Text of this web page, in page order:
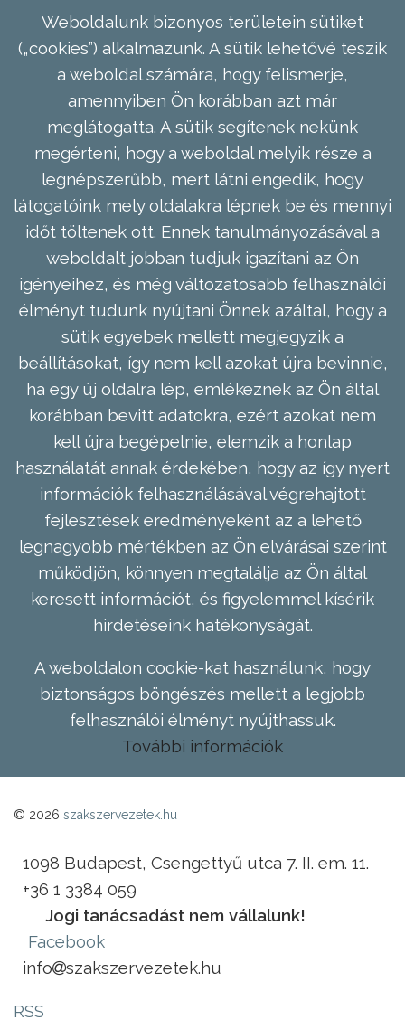
Weboldalunk bizonyos területein sütiket
(„cookies”) alkalmazunk. A sütik lehetővé teszik
a weboldal számára, hogy felismerje,
amennyiben Ön korábban azt már
meglátogatta. A sütik segítenek nekünk
megérteni, hogy a weboldal melyik része a
legnépszerűbb, mert látni engedik, hogy
látogatóink mely oldalakra lépnek be és mennyi
időt töltenek ott. Ennek tanulmányozásával a
weboldalt jobban tudjuk igazítani az Ön
igényeihez, és még változatosabb felhasználói
élményt tudunk nyújtani Önnek azáltal, hogy a
sütik egyebek mellett megjegyzik a
beállításokat, így nem kell azokat újra bevinnie,
ha egy új oldalra lép, emlékeznek az Ön által
korábban bevitt adatokra, ezért azokat nem
kell újra begépelnie, elemzik a honlap
használatát annak érdekében, hogy az így nyert
információk felhasználásával végrehajtott
fejlesztések eredményeként az a lehető
legnagyobb mértékben az Ön elvárásai szerint
működjön, könnyen megtalálja az Ön által
keresett információt, és figyelemmel kísérik
hirdetéseink hatékonyságát.
A weboldalon cookie-kat használunk, hogy
biztonságos böngészés mellett a legjobb
felhasználói élményt nyújthassuk.
További információk
© 2026 szakszervezetek.hu
1098 Budapest, Csengettyű utca 7. II. em. 11.
+36 1 3384 059
Jogi tanácsadást nem vállalunk!
Facebook
info
szakszervezetek.hu
RSS